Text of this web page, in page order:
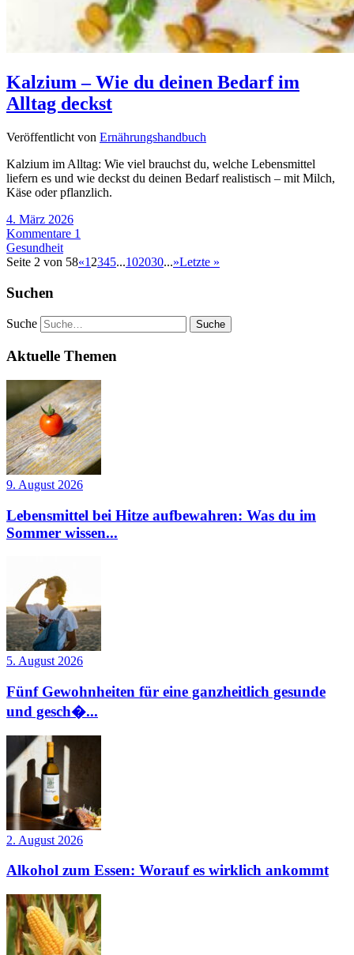
Kalzium – Wie du deinen Bedarf im
Alltag deckst
Veröffentlicht von Ernährungshandbuch
Kalzium im Alltag: Wie viel brauchst du, welche Lebensmittel
liefern es und wie deckst du deinen Bedarf realistisch – mit Milch,
Käse oder pflanzlich.
4. März 2026
Kommentare 1
Gesundheit
Seite 2 von 58«1 2345...102030...»Letzte »
Suchen
Suche
Aktuelle Themen
9. August 2026
Lebensmittel bei Hitze aufbewahren: Was du im
Sommer wissen...
5. August 2026
Fünf Gewohnheiten für eine ganzheitlich gesunde
und gesch�...
2. August 2026
Alkohol zum Essen: Worauf es wirklich ankommt